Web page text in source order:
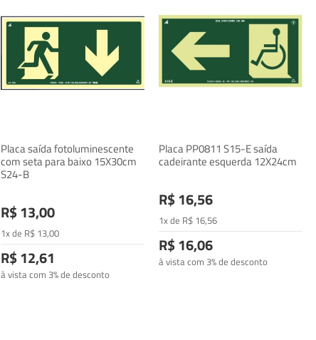
Placa saída fotoluminescente
com seta para baixo 15X30cm
S24-B
R$ 13,00
1x de R$ 13,00
R$ 12,61
à vista com 3% de desconto
Placa PP0811 S15-E saída
cadeirante esquerda 12X24cm
R$ 16,56
1x de R$ 16,56
R$ 16,06
à vista com 3% de desconto